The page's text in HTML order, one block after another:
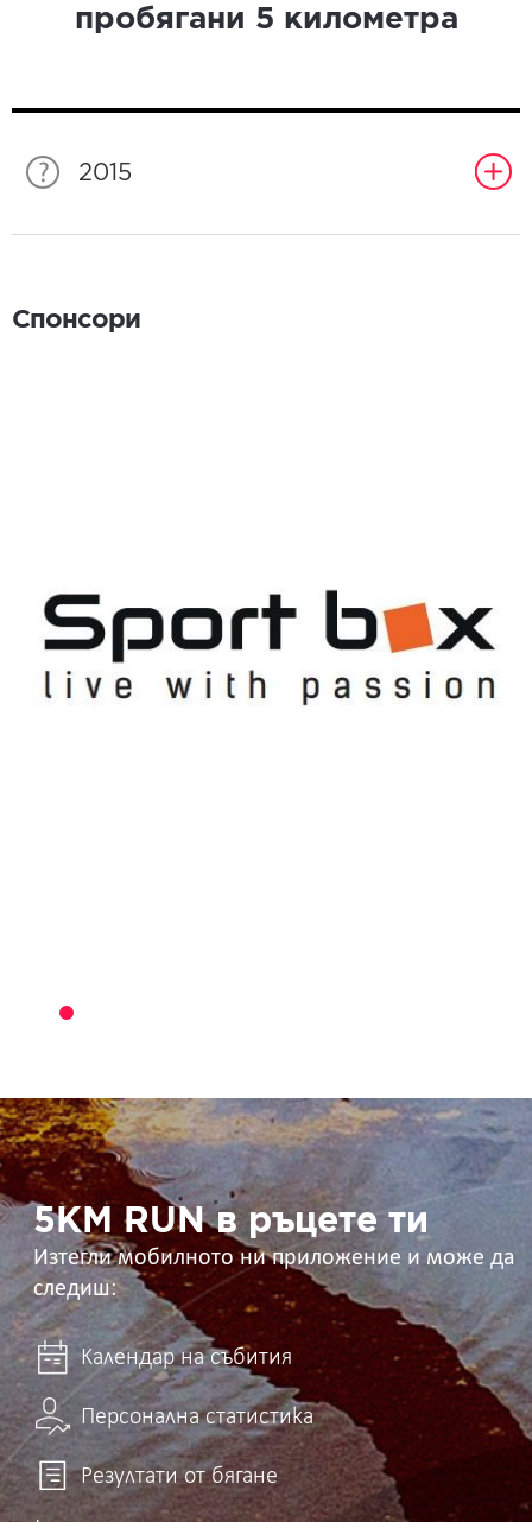
пробягани 5 километра
2015
Спонсори
5KM
RUN
в
ръцете
ти 5KM RUN в ръцете ти
Изтегли мобилното ни приложение и може да
следиш:
Календар на събития
Персонална статистика
Резултати от бягане